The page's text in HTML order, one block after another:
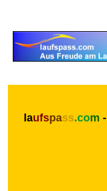
laufspass.com -